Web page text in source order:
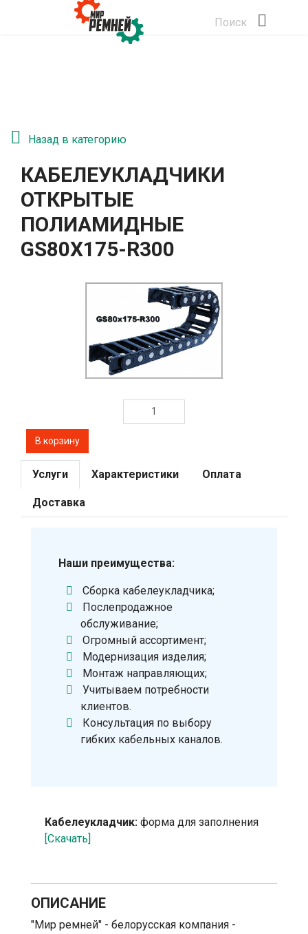
Поиск
Назад в категорию
КАБЕЛЕУКЛАДЧИКИ
ОТКРЫТЫЕ
ПОЛИАМИДНЫЕ
GS80Х175-R300
Услуги Характеристики Оплата
Доставка
Наши преимущества:
Сборка кабелеукладчика;
Послепродажное
обслуживание;
Огромный ассортимент;
Модернизация изделия;
Монтаж направляющих;
Учитываем потребности
клиентов.
Консультация по выбору
гибких кабельных каналов.
Кабелеукладчик: форма для заполнения
[Скачать]
ОПИСАНИЕ
"Мир ремней" - белорусская компания -